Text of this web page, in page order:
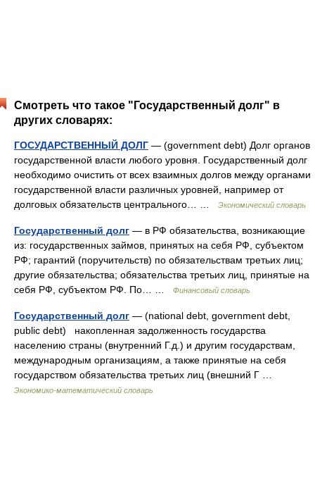
Смотреть что такое "Государственный долг" в
других словарях:
ГОСУДАРСТВЕННЫЙ ДОЛГ — (government debt) Долг органов
государственной власти любого уровня. Государственный долг
необходимо очистить от всех взаимных долгов между органами
государственной власти различных уровней, например от
долговых обязательств центрального… …
Экономический словарь
Государственный долг — в РФ обязательства, возникающие
из: государственных займов, принятых на себя РФ, субъектом
РФ; гарантий (поручительств) по обязательствам третьих лиц;
другие обязательства; обязательства третьих лиц, принятые на
себя РФ, субъектом РФ. По… …
Финансовый словарь
Государственный долг — (national debt, government debt,
public debt) накопленная задолженность государства
населению страны (внутренний Г.д.) и другим государствам,
международным организациям, а также принятые на себя
государством обязательства третьих лиц (внешний Г …
Экономико-математический словарь